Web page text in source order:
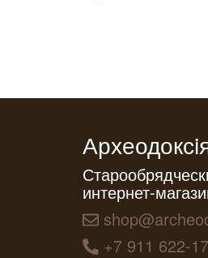
интернет-
+7 911 622-